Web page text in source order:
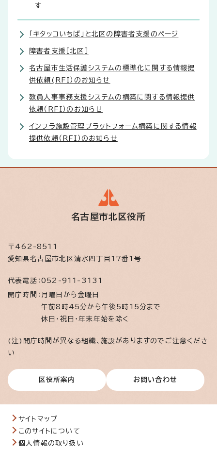
す
「キタッコいちば」と北区の障害者支援のページ
障害者支援［北区］
名古屋市生活保護システムの標準化に関する情報提
供依頼(RFI）のお知らせ
教員人事事務支援システムの構築に関する情報提供
依頼（RFI）のお知らせ
インフラ施設管理プラットフォーム構築に関する情報
提供依頼（RFI）のお知らせ
名古屋市北区役所
〒462-8511
愛知県名古屋市北区清水四丁目17番1号
代表電話： 052-911-3131
開庁時間： 月曜日から金曜日
午前8時45分から午後5時15分まで
休日・祝日・年末年始を除く
(注)開庁時間が異なる組織、施設がありますのでご注意くださ
い
区役所案内 お問い合わせ
サイトマップ
このサイトについて
個人情報の取り扱い